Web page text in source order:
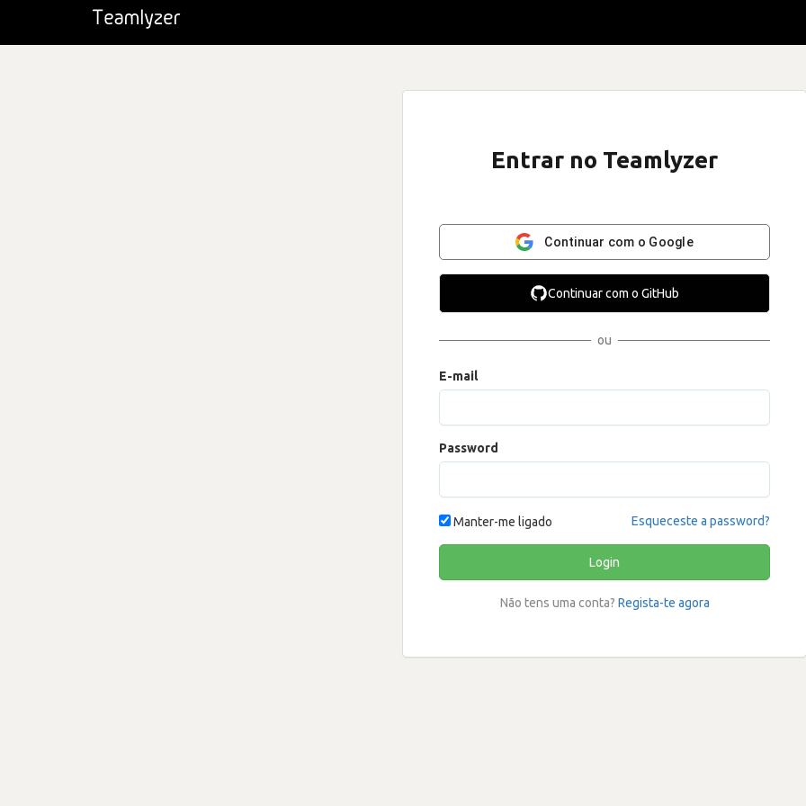
Entrar no Teamlyzer
Continuar com o Google
Continuar com o GitHub
ou
E-mail
Password
Manter-me ligado Esqueceste a password?
Login
Não tens uma conta? Regista-te agora